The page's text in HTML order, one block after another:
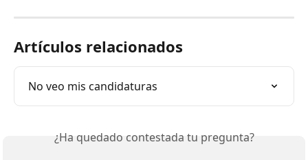
Artículos relacionados
No veo mis candidaturas
¿Ha quedado contestada tu pregunta?